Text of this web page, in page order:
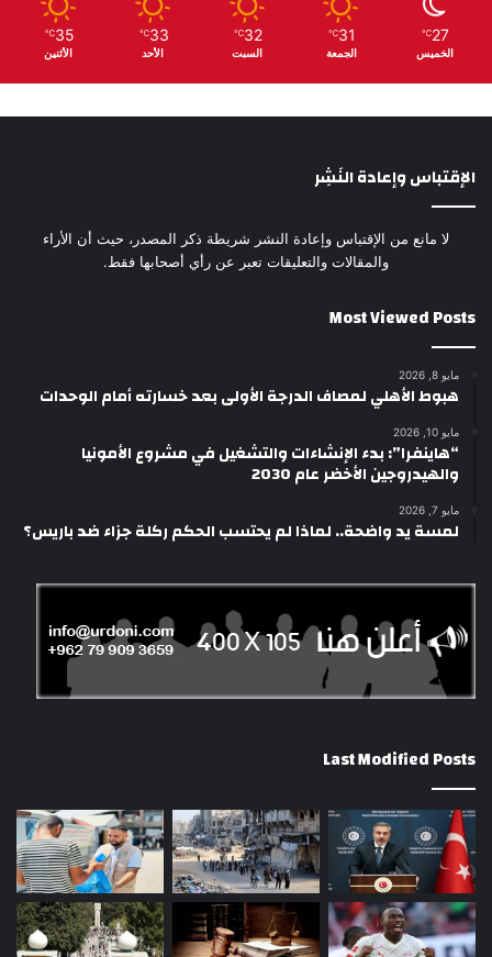
27
℃
الخميس
31
℃
الجمعة
32
℃
السبت
33
℃
الأحد
35
℃
الأثنين
الإقتباس وإعادة النَشِر
لا مانع من الإقتباس وإعادة النشر شريطة ذكر المصدر، حيث أن الأراء
والمقالات والتعليقات تعبر عن رأي أصحابها فقط.
Most Viewed Posts
مايو 8, 2026
هبوط الأهلي لمصاف الدرجة الأولى بعد خسارته أمام الوحدات
مايو 10, 2026
“هاينفرا”: بدء الإنشاءات والتشغيل في مشروع الأمونيا
والهيدروجين الأخضر عام 2030
مايو 7, 2026
لمسة يد واضحة.. لماذا لم يحتسب الحكم ركلة جزاء ضد باريس؟
Last Modified Posts